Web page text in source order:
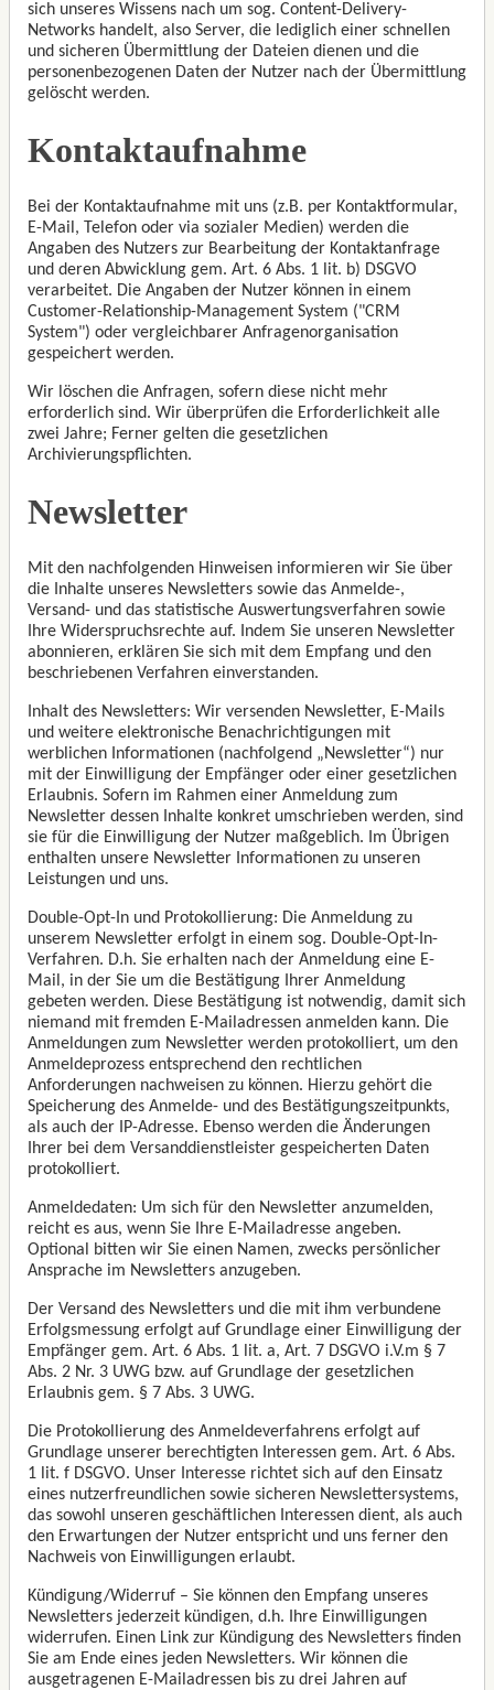
sich unseres Wissens nach um sog. Content-Delivery-
Networks handelt, also Server, die lediglich einer schnellen
und sicheren Übermittlung der Dateien dienen und die
personenbezogenen Daten der Nutzer nach der Übermittlung
gelöscht werden.
Kontaktaufnahme
Bei der Kontaktaufnahme mit uns (z.B. per Kontaktformular,
E-Mail, Telefon oder via sozialer Medien) werden die
Angaben des Nutzers zur Bearbeitung der Kontaktanfrage
und deren Abwicklung gem. Art. 6 Abs. 1 lit. b) DSGVO
verarbeitet. Die Angaben der Nutzer können in einem
Customer-Relationship-Management System ("CRM
System") oder vergleichbarer Anfragenorganisation
gespeichert werden.
Wir löschen die Anfragen, sofern diese nicht mehr
erforderlich sind. Wir überprüfen die Erforderlichkeit alle
zwei Jahre; Ferner gelten die gesetzlichen
Archivierungspflichten.
Newsletter
Mit den nachfolgenden Hinweisen informieren wir Sie über
die Inhalte unseres Newsletters sowie das Anmelde-,
Versand- und das statistische Auswertungsverfahren sowie
Ihre Widerspruchsrechte auf. Indem Sie unseren Newsletter
abonnieren, erklären Sie sich mit dem Empfang und den
beschriebenen Verfahren einverstanden.
Inhalt des Newsletters: Wir versenden Newsletter, E-Mails
und weitere elektronische Benachrichtigungen mit
werblichen Informationen (nachfolgend „Newsletter“) nur
mit der Einwilligung der Empfänger oder einer gesetzlichen
Erlaubnis. Sofern im Rahmen einer Anmeldung zum
Newsletter dessen Inhalte konkret umschrieben werden, sind
sie für die Einwilligung der Nutzer maßgeblich. Im Übrigen
enthalten unsere Newsletter Informationen zu unseren
Leistungen und uns.
Double-Opt-In und Protokollierung: Die Anmeldung zu
unserem Newsletter erfolgt in einem sog. Double-Opt-In-
Verfahren. D.h. Sie erhalten nach der Anmeldung eine E-
Mail, in der Sie um die Bestätigung Ihrer Anmeldung
gebeten werden. Diese Bestätigung ist notwendig, damit sich
niemand mit fremden E-Mailadressen anmelden kann. Die
Anmeldungen zum Newsletter werden protokolliert, um den
Anmeldeprozess entsprechend den rechtlichen
Anforderungen nachweisen zu können. Hierzu gehört die
Speicherung des Anmelde- und des Bestätigungszeitpunkts,
als auch der IP-Adresse. Ebenso werden die Änderungen
Ihrer bei dem Versanddienstleister gespeicherten Daten
protokolliert.
Anmeldedaten: Um sich für den Newsletter anzumelden,
reicht es aus, wenn Sie Ihre E-Mailadresse angeben.
Optional bitten wir Sie einen Namen, zwecks persönlicher
Ansprache im Newsletters anzugeben.
Der Versand des Newsletters und die mit ihm verbundene
Erfolgsmessung erfolgt auf Grundlage einer Einwilligung der
Empfänger gem. Art. 6 Abs. 1 lit. a, Art. 7 DSGVO i.V.m § 7
Abs. 2 Nr. 3 UWG bzw. auf Grundlage der gesetzlichen
Erlaubnis gem. § 7 Abs. 3 UWG.
Die Protokollierung des Anmeldeverfahrens erfolgt auf
Grundlage unserer berechtigten Interessen gem. Art. 6 Abs.
1 lit. f DSGVO. Unser Interesse richtet sich auf den Einsatz
eines nutzerfreundlichen sowie sicheren Newslettersystems,
das sowohl unseren geschäftlichen Interessen dient, als auch
den Erwartungen der Nutzer entspricht und uns ferner den
Nachweis von Einwilligungen erlaubt.
Kündigung/Widerruf – Sie können den Empfang unseres
Newsletters jederzeit kündigen, d.h. Ihre Einwilligungen
widerrufen. Einen Link zur Kündigung des Newsletters finden
Sie am Ende eines jeden Newsletters. Wir können die
ausgetragenen E-Mailadressen bis zu drei Jahren auf